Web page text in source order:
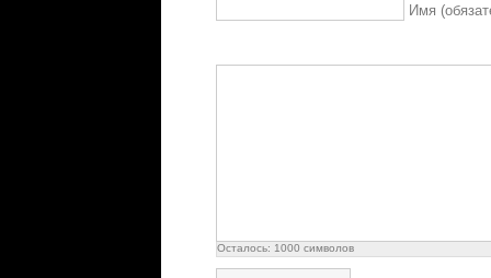
Имя
Осталось: 1000 символов